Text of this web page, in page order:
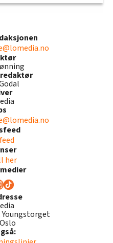
her
Youngstorget